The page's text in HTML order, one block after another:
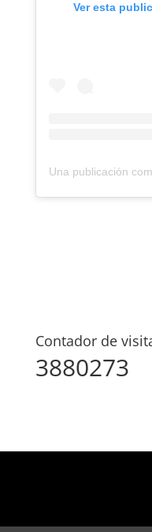
Ver esta
Contador de
3880273